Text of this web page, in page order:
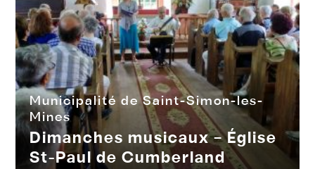
Municipalité de Saint-Simon-les-
Mines
Dimanches musicaux – Église
St-Paul de Cumberland